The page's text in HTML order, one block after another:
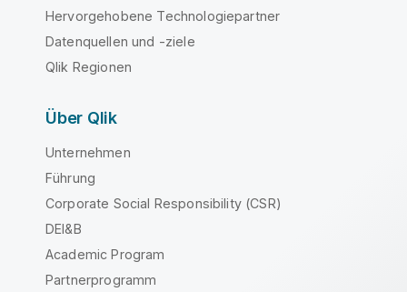
Hervorgehobene Technologiepartner
Datenquellen und -ziele
Qlik Regionen
Über Qlik
Unternehmen
Führung
Corporate Social Responsibility (CSR)
DEI&B
Academic Program
Partnerprogramm